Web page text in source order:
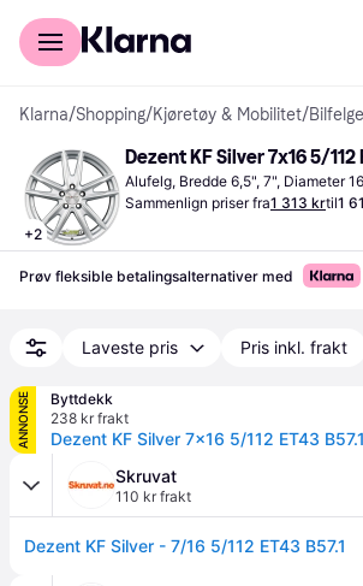
For kunder
Klarna/Shopping/Kjøretøy & Mobilitet/
+2
Dezent KF Silver 7x16 5/112
Alufelg, Bredde 6,5", 7", Diameter
Sammenlign priser fra1 313 krtil1
Prøv fleksible betalingsalternativer med
Laveste pris Pris inkl. frakt
ANNONSE
Byttdekk
238 kr frakt
Skruvat
110 kr frakt
Dezent KF Silver - 7/16 5/112 ET43 B57.1